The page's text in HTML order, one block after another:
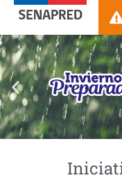
contenido